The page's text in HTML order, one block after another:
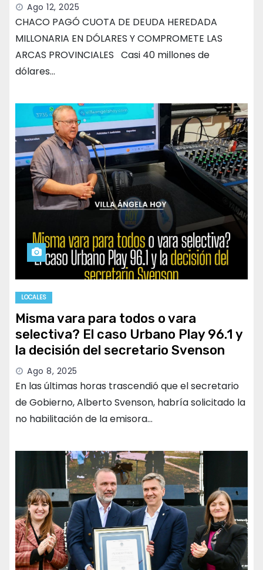
Ago 12, 2025
CHACO PAGÓ CUOTA DE DEUDA HEREDADA
MILLONARIA EN DÓLARES Y COMPROMETE LAS
ARCAS PROVINCIALES Casi 40 millones de
dólares…
LOCALES
Misma vara para todos o vara
selectiva? El caso Urbano Play 96.1 y
la decisión del secretario Svenson
Ago 8, 2025
En las últimas horas trascendió que el secretario
de Gobierno, Alberto Svenson, habría solicitado la
no habilitación de la emisora…